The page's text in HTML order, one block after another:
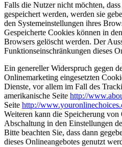
Falls die Nutzer nicht möchten,
gespeichert werden, werden sie
den Systemeinstellungen ihres
Gespeicherte Cookies können in
Browsers gelöscht werden. Der
Funktionseinschränkungen dieses
Ein genereller Widerspruch gegen
Onlinemarketing eingesetzten
Dienste, vor allem im Fall des
amerikanische Seite http://
Seite http://
Weiteren kann die Speicherung von
Abschaltung in den Einstellungen
Bitte beachten Sie, dass dann
dieses Onlineangebotes genutzt